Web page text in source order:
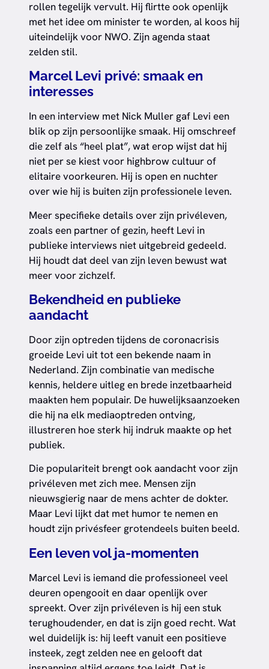
rollen tegelijk vervult. Hij flirtte ook openlijk
met het idee om minister te worden, al koos hij
uiteindelijk voor NWO. Zijn agenda staat
zelden stil.
Marcel Levi privé: smaak en
interesses
In een interview met Nick Muller gaf Levi een
blik op zijn persoonlijke smaak. Hij omschreef
die zelf als “heel plat”, wat erop wijst dat hij
niet per se kiest voor highbrow cultuur of
elitaire voorkeuren. Hij is open en nuchter
over wie hij is buiten zijn professionele leven.
Meer specifieke details over zijn privéleven,
zoals een partner of gezin, heeft Levi in
publieke interviews niet uitgebreid gedeeld.
Hij houdt dat deel van zijn leven bewust wat
meer voor zichzelf.
Bekendheid en publieke
aandacht
Door zijn optreden tijdens de coronacrisis
groeide Levi uit tot een bekende naam in
Nederland. Zijn combinatie van medische
kennis, heldere uitleg en brede inzetbaarheid
maakten hem populair. De huwelijksaanzoeken
die hij na elk mediaoptreden ontving,
illustreren hoe sterk hij indruk maakte op het
publiek.
Die populariteit brengt ook aandacht voor zijn
privéleven met zich mee. Mensen zijn
nieuwsgierig naar de mens achter de dokter.
Maar Levi lijkt dat met humor te nemen en
houdt zijn privésfeer grotendeels buiten beeld.
Een leven vol ja-momenten
Marcel Levi is iemand die professioneel veel
deuren opengooit en daar openlijk over
spreekt. Over zijn privéleven is hij een stuk
terughoudender, en dat is zijn goed recht. Wat
wel duidelijk is: hij leeft vanuit een positieve
insteek, zegt zelden nee en gelooft dat